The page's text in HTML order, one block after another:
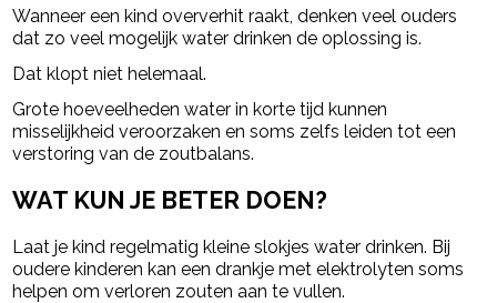
Wanneer een kind oververhit raakt, denken veel ouders
dat zo veel mogelijk water drinken de oplossing is.
Dat klopt niet helemaal.
Grote hoeveelheden water in korte tijd kunnen
misselijkheid veroorzaken en soms zelfs leiden tot een
verstoring van de zoutbalans.
WAT KUN JE BETER DOEN?
Laat je kind regelmatig kleine slokjes water drinken. Bij
oudere kinderen kan een drankje met elektrolyten soms
helpen om verloren zouten aan te vullen.